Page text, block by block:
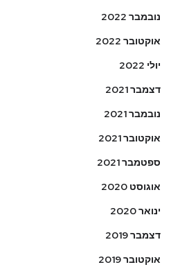
נובמבר 2022
אוקטובר 2022
יולי 2022
דצמבר 2021
נובמבר 2021
אוקטובר 2021
ספטמבר 2021
אוגוסט 2020
ינואר 2020
דצמבר 2019
אוקטובר 2019